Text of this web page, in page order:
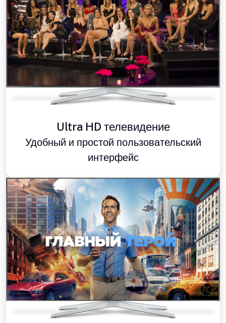
Ultra HD телевидение
Удобный и простой пользовательский
интерфейс